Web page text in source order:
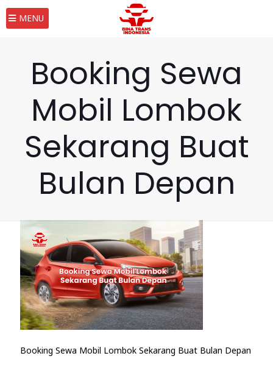
MENU
Booking Sewa
Mobil Lombok
Sekarang Buat
Bulan Depan
Booking Sewa Mobil Lombok Sekarang Buat Bulan Depan